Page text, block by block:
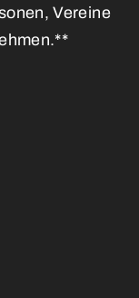
Vereine